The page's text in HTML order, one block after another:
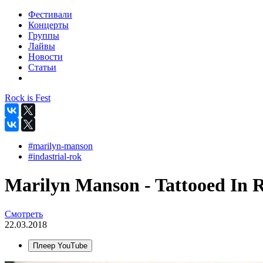
Фестивали
Концерты
Группы
Лайвы
Новости
Статьи
Rock is Fest
#marilyn-manson
#indastrial-rok
Marilyn Manson - Tattooed In
Смотреть
22.03.2018
Плеер YouTube